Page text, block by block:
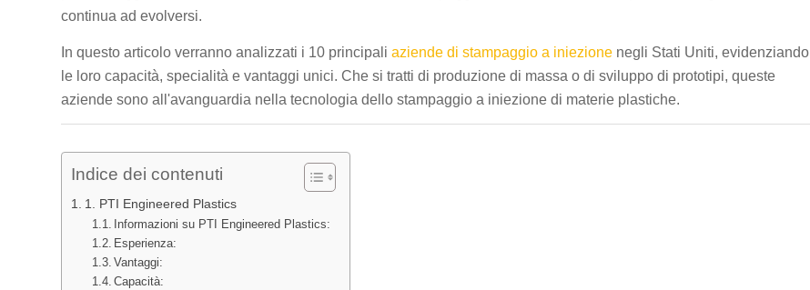
continua ad evolversi.
In questo articolo verranno analizzati i 10 principali aziende di stampaggio a iniezione negli Stati Uniti, evidenziando
le loro capacità, specialità e vantaggi unici. Che si tratti di produzione di massa o di sviluppo di prototipi, queste
aziende sono all'avanguardia nella tecnologia dello stampaggio a iniezione di materie plastiche.
Indice dei contenuti
1. PTI Engineered Plastics
Informazioni su PTI Engineered Plastics:
Esperienza:
Vantaggi:
Capacità: